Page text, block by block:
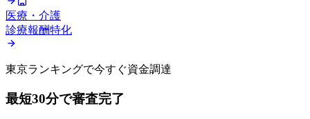
医療・介護
診療報酬特化
東京ランキングで今すぐ資金調達
最短30分で審査完了